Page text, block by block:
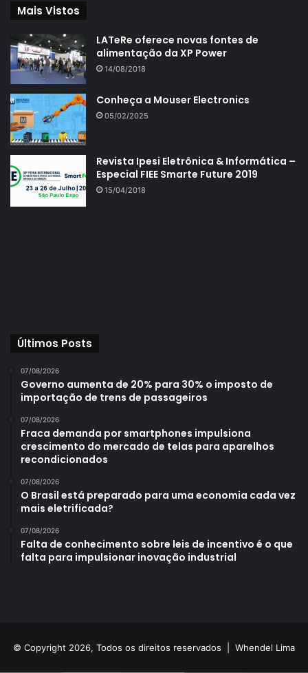
Mais Vistos
LATeRe oferece novas fontes de
alimentação da XP Power
14/08/2018
Conheça a Mouser Electronics
05/02/2025
Revista Ipesi Eletrônica & Informática –
Especial FIEE Smarte Future 2019
15/04/2018
Últimos Posts
07/08/2026
Governo aumenta de 20% para 30% o imposto de
importação de trens de passageiros
07/08/2026
Fraca demanda por smartphones impulsiona
crescimento do mercado de telas para aparelhos
recondicionados
07/08/2026
O Brasil está preparado para uma economia cada vez
mais eletrificada?
07/08/2026
Falta de conhecimento sobre leis de incentivo é o que
falta para impulsionar inovação industrial
© Copyright 2026, Todos os direitos reservados | Whendel Lima